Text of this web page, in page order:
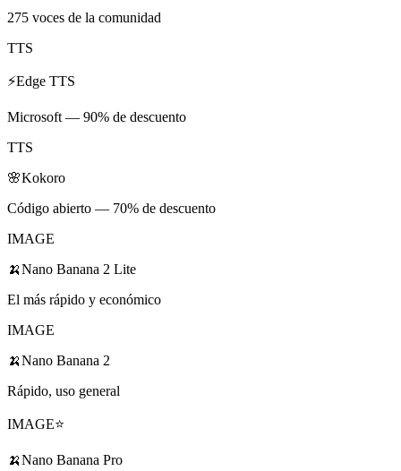
275 voces de la comunidad
TTS
⚡Edge TTS
Microsoft — 90% de descuento
TTS
🌸Kokoro
Código abierto — 70% de descuento
IMAGE
🍌Nano Banana 2 Lite
El más rápido y económico
IMAGE
🍌Nano Banana 2
Rápido, uso general
IMAGE⭐
🍌Nano Banana Pro